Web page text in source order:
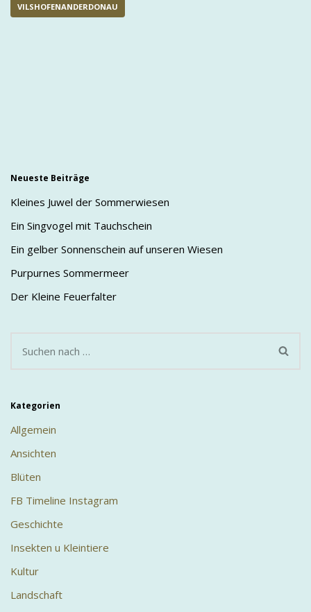
VILSHOFENANDERDONAU
Neueste Beiträge
Kleines Juwel der Sommerwiesen
Ein Singvogel mit Tauchschein
Ein gelber Sonnenschein auf unseren Wiesen
Purpurnes Sommermeer
Der Kleine Feuerfalter
Kategorien
Allgemein
Ansichten
Blüten
FB Timeline Instagram
Geschichte
Insekten u Kleintiere
Kultur
Landschaft